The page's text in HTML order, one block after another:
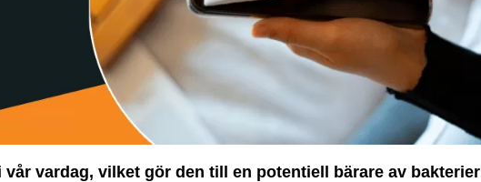
vardag, vilket gör den till en potentiell bärare av bakterier